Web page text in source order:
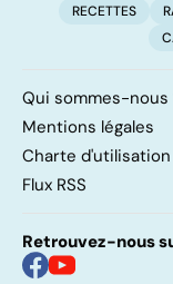
RECETTES
Qui sommes-nous
Mentions légales
Charte d'utilisation
Flux RSS
Retrouvez-nous